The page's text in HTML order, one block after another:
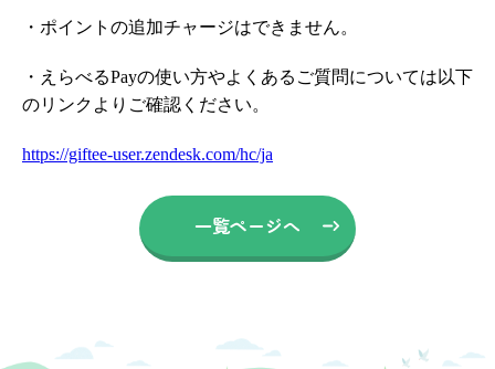
・ポイントの追加チャージはできません。
・えらべるPayの使い方やよくあるご質問については以下
のリンクよりご確認ください。
https://giftee-user.zendesk.com/hc/ja
一覧ページへ